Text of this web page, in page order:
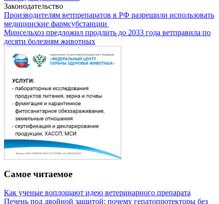
Законодательство
Производителям ветпрепаратов в РФ разрешили использовать
медицинские фармсубстанции
Минсельхоз предложил продлить до 2033 года ветправила по
десяти болезням животных
Самое читаемое
Как ученые воплощают идею ветеринарного препарата
Печень под двойной защитой: почему гепатопротекторы без